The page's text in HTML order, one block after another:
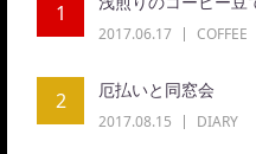
1
2017.06.17 COFFEE
2 厄払いと同窓会
2017.08.15 DIARY